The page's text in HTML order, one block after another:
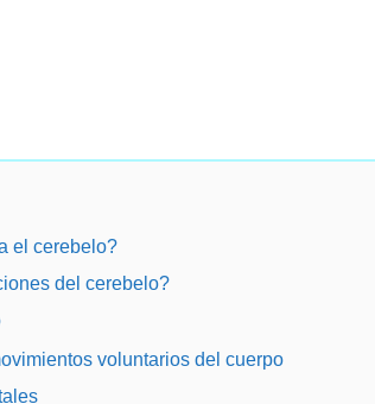
el cerebelo?
del cerebelo?
voluntarios del cuerpo